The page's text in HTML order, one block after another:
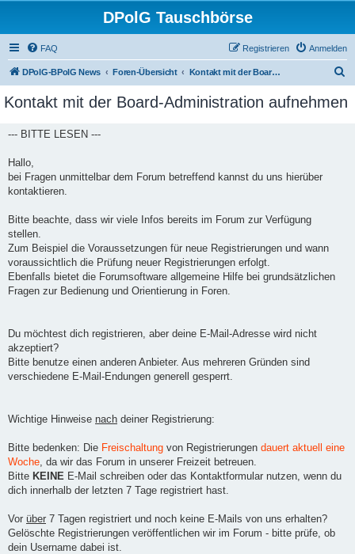
DPolG Tauschbörse
FAQ Anmelden
Registrieren
DPolG-BPolG News Foren-Übersicht Kontakt mit der Board-Administration aufnehmen
c
Kontakt mit der Board-Administration aufnehmen
--- BITTE LESEN ---
Hallo,
bei Fragen unmittelbar dem Forum betreffend kannst du uns hierüber
kontaktieren.
Bitte beachte, dass wir viele Infos bereits im Forum zur Verfügung
stellen.
Zum Beispiel die Voraussetzungen für neue Registrierungen und wann
voraussichtlich die Prüfung neuer Registrierungen erfolgt.
Ebenfalls bietet die Forumsoftware allgemeine Hilfe bei grundsätzlichen
Fragen zur Bedienung und Orientierung in Foren.
Du möchtest dich registrieren, aber deine E-Mail-Adresse wird nicht
akzeptiert?
Bitte benutze einen anderen Anbieter. Aus mehreren Gründen sind
verschiedene E-Mail-Endungen generell gesperrt.
Wichtige Hinweise nach deiner Registrierung:
Bitte bedenken: Die Freischaltung von Registrierungen dauert aktuell eine
Woche, da wir das Forum in unserer Freizeit betreuen.
Bitte KEINE E-Mail schreiben oder das Kontaktformular nutzen, wenn du
dich innerhalb der letzten 7 Tage registriert hast.
Vor über 7 Tagen registriert und noch keine E-Mails von uns erhalten?
Gelöschte Registrierungen veröffentlichen wir im Forum - bitte prüfe, ob
dein Username dabei ist.